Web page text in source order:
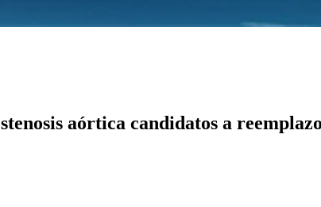
aórtica candidatos a